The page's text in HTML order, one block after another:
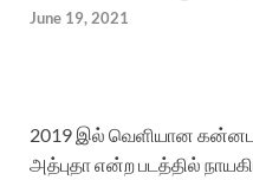
June 19, 2021
2019 இல் வெளியான
அத்புதா என்ற படத்தில்